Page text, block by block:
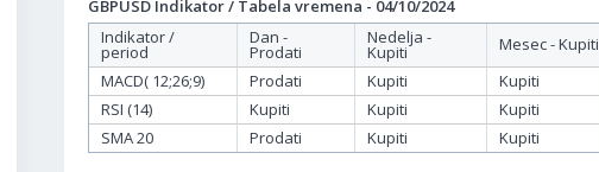
GBPUSD Indikator / Tabela vremena - 04/10/2024
Indikator /
period
Dan -
Prodati
Nedelja -
Kupiti
Mesec - Kupiti
MACD( 12;26;9)
Prodati Kupiti
Kupiti
RSI (14)
Kupiti Kupiti
Kupiti
SMA 20
Prodati Kupiti Kupiti